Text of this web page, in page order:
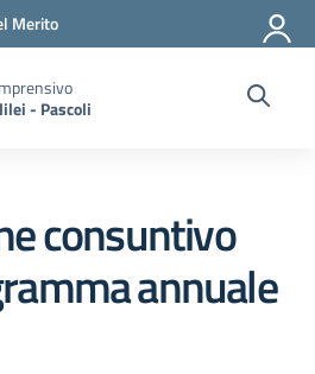
Merito
- Pascoli
consuntivo
annuale